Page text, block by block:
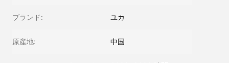
ブランド: ユカ
原産地: 中国